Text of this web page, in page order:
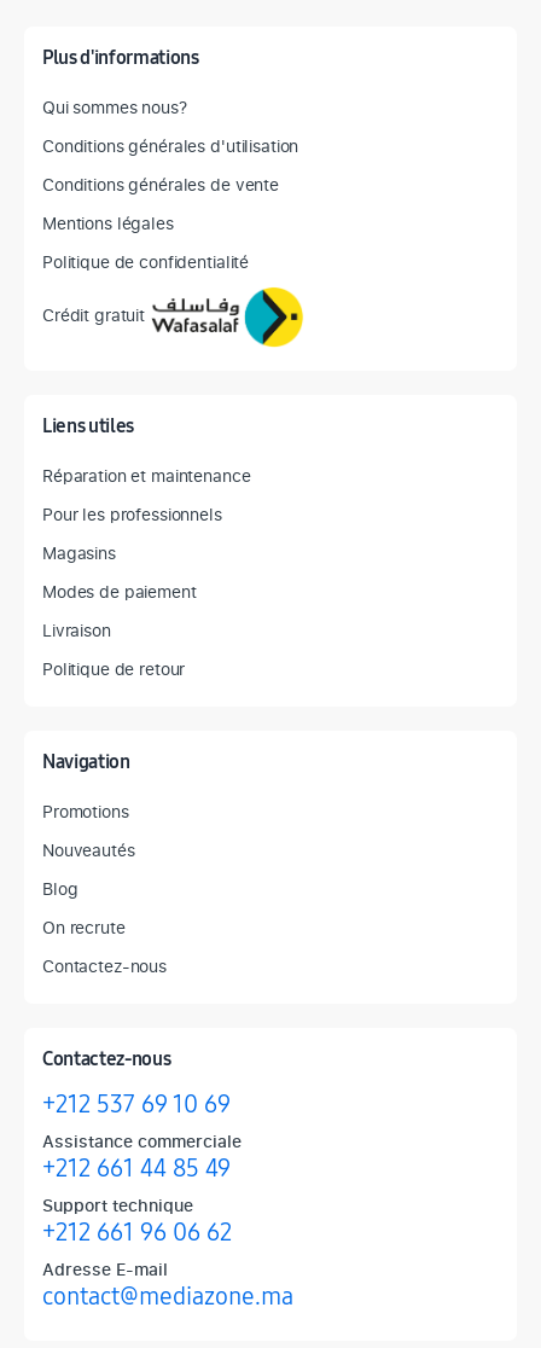
Plus d'informations
Qui sommes nous?
Conditions générales d'utilisation
Conditions générales de vente
Mentions légales
Politique de confidentialité
Crédit gratuit
Liens utiles
Réparation et maintenance
Pour les professionnels
Magasins
Modes de paiement
Livraison
Politique de retour
Navigation
Promotions
Nouveautés
Blog
On recrute
Contactez-nous
Contactez-nous
+212 537 69 10 69
Assistance commerciale
+212 661 44 85 49
Support technique
+212 661 96 06 62
Adresse E-mail
contact@mediazone.ma